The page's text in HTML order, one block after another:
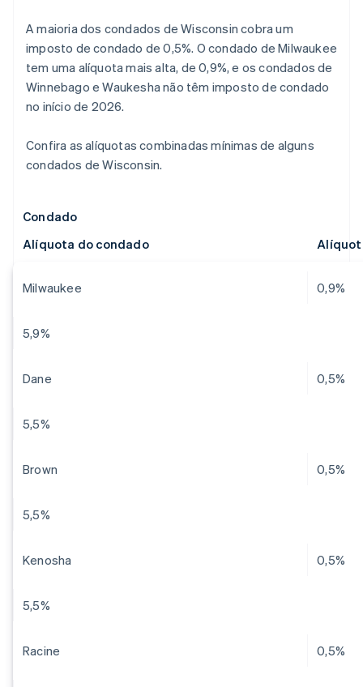
A maioria dos condados de Wisconsin cobra um
imposto de condado de 0,5%. O condado de Milwaukee
tem uma alíquota mais alta, de 0,9%, e os condados de
Winnebago e Waukesha não têm imposto de condado
no início de 2026.
Confira as alíquotas combinadas mínimas de alguns
condados de Wisconsin.
Condado
Alíquota do condado
Milwaukee 0,9%
5,9%
Dane 0,5%
5,5%
Brown 0,5%
5,5%
Kenosha 0,5%
5,5%
Racine 0,5%